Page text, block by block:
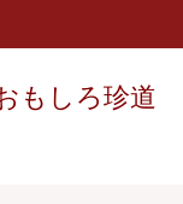
もしろ珍道